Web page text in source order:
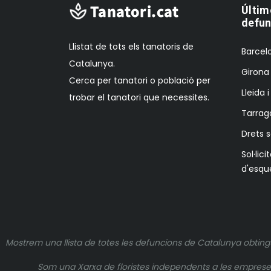
Llistat de tots els tanatoris de
Catalunya.
Cerca per tanatori o població per
trobar el tanatori que necessites.
Lleida
Drets
Mostrem una llista de totes les defuncions de Catalunya
Som una Xarxa de floristes independents a les